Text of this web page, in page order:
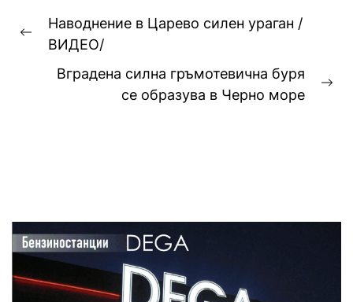
Навигация
Previous
Наводнение в Царево силен ураган /
ВИДЕО/
Вградена силна гръмотевична буря
се образува в Черно море